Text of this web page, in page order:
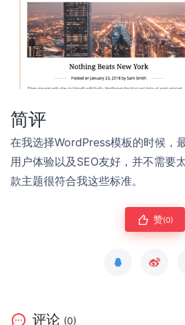
简评
在我选择WordPress模板的时候，
用户体验以及SEO友好，并不需要
款主题很符合我这些标准。
赞(0)
评论 (0)